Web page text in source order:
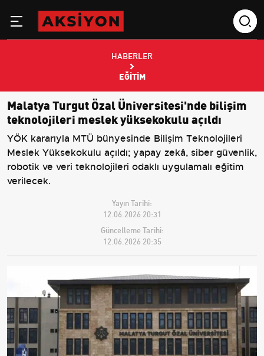
HABERLER
EĞITIM
Malatya Turgut Özal Üniversitesi'nde bilişim
teknolojileri meslek yüksekokulu açıldı
YÖK kararıyla MTÜ bünyesinde Bilişim Teknolojileri
Meslek Yüksekokulu açıldı; yapay zekâ, siber güvenlik,
robotik ve veri teknolojileri odaklı uygulamalı eğitim
verilecek.
Yayın Tarihi:
12.06.2026 20:31
Güncelleme Tarihi:
12.06.2026 20:35